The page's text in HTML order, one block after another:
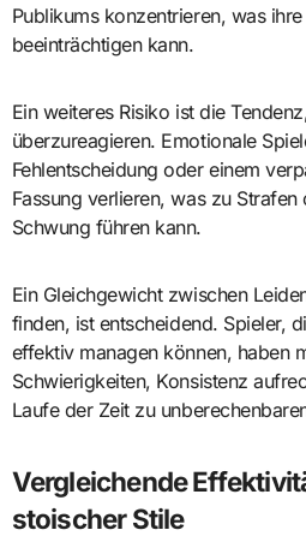
Publikums konzentrieren, was
beeinträchtigen kann.
Ein weiteres Risiko ist die
überzureagieren. Emotionale
Fehlentscheidung oder einem
Fassung verlieren, was zu
Schwung führen kann.
Ein Gleichgewicht zwischen
finden, ist entscheidend. Spieler,
effektiv managen können, haben
Schwierigkeiten, Konsistenz
Laufe der Zeit zu
Vergleichende
stoischer Stile